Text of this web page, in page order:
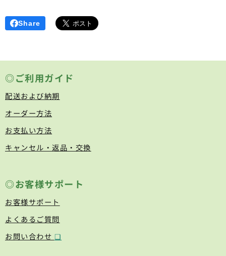
Share
◎ご利用ガイド
配送および納期
オーダー方法
お支払い方法
キャンセル・返品・交換
◎お客様サポート
お客様サポート
よくあるご質問
お問い合わせ ❏